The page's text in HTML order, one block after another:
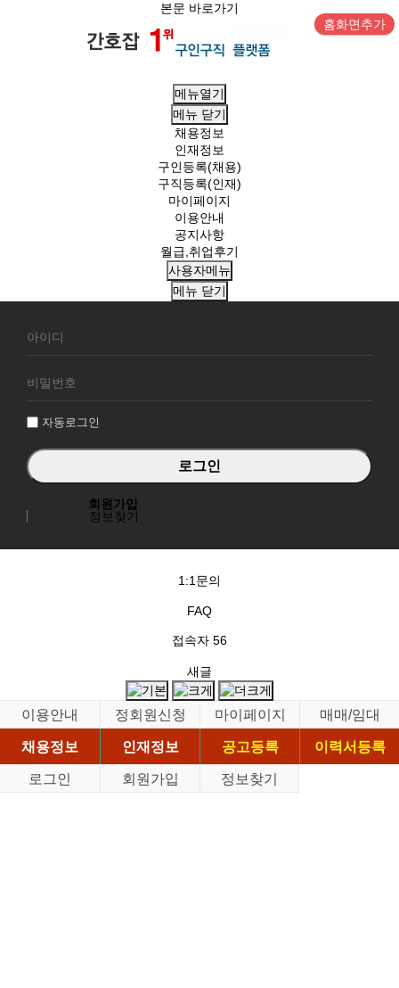
본문 바로가기
홈화면추가
메뉴열기
메뉴 닫기
채용정보
인재정보
구인등록(채용)
구직등록(인재)
마이페이지
이용안내
공지사항
월급,취업후기
사용자메뉴
메뉴 닫기
원
그
자동로그인
회원가입
정보찾기
1:1문의
FAQ
접속자 56
새글
이용안내 정회원신청 마이페이지
매매/임대
채용정보
인재정보 공고등록
이력서등록
로그인
회원가입 정보찾기